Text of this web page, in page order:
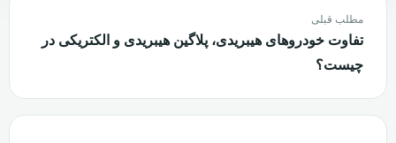
مطلب قبلی
تفاوت خودروهای هیبریدی، پلاگین هیبریدی و الکتریکی در
چیست؟